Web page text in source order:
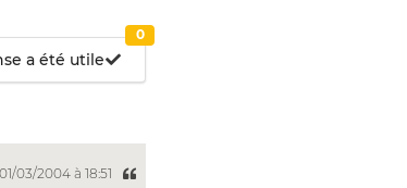
a été utile
0
03/2004 à 18:51